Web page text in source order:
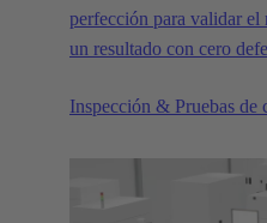
perfección para validar
un resultado con cero
Inspección & Pruebas de